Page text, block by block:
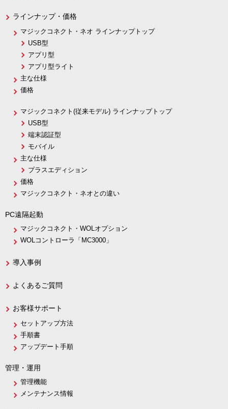
ラインナップ・価格
マジックコネクト・ネオ ラインナップトップ
USB型
アプリ型
アプリ型ライト
主な仕様
価格
マジックコネクト(従来モデル) ラインナップトップ
USB型
端末認証型
モバイル
主な仕様
プラスエディション
価格
マジックコネクト・ネオとの違い
PC遠隔起動
マジックコネクト・WOLオプション
WOLコントローラ「MC3000」
導入事例
よくあるご質問
お客様サポート
セットアップ方法
手順書
アップデート手順
管理・運用
管理機能
メンテナンス情報